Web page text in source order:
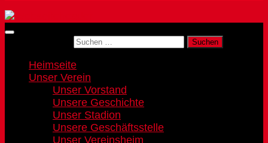
Heimseite
Unser Verein
Unser Vorstand
Unsere Geschichte
Unser Stadion
Unsere Geschäftsstelle
Unser Vereinsheim